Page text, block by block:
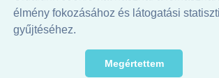
élmény fokozásához és látogatási
gyűjtéséhez.
Megértettem